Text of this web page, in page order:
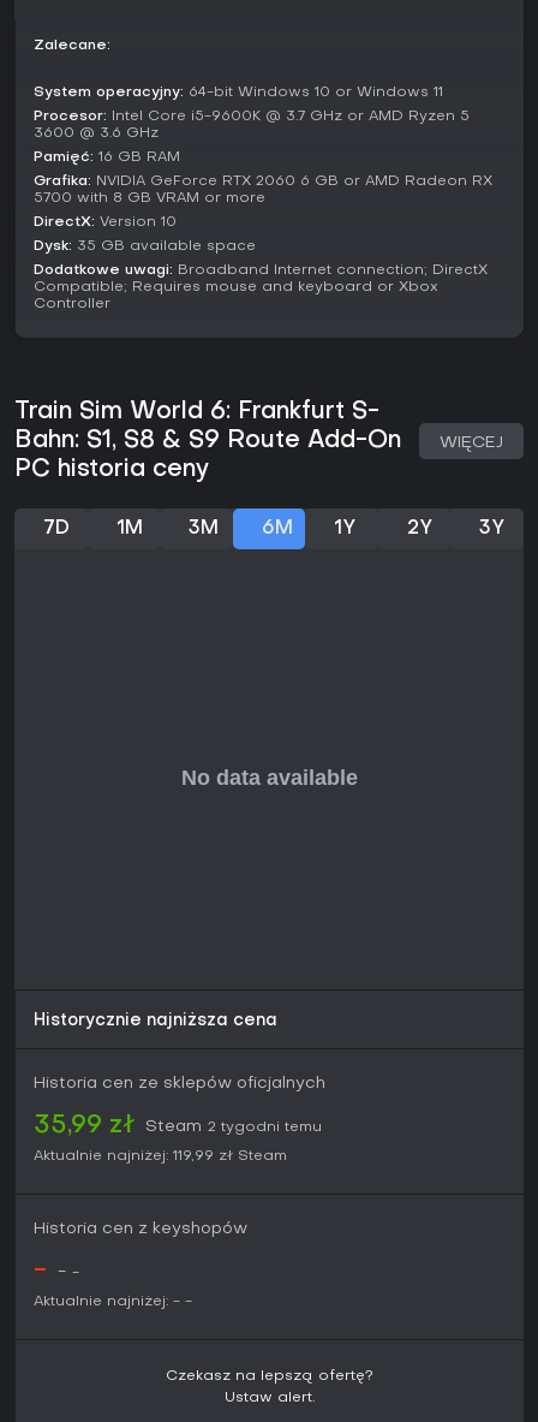
sterowania i systemów.
Trasy obejmują linię S1 wzdłuż Menu, a także S8 i S9
przebiegające przez lotnisko we Frankfurcie i zbiegające
się w Wiesbaden Hauptbahnhof. Z licznymi odgałęzieniami i
rozgałęzionymi usługami sieć sprawia wrażenie
dynamicznej i rozległej. Dostępne składy to nowoczesny DB
BR 430 do zadań S-Bahn, wszechstronny DB BR 423 oraz
DB BR 143 z wagonami typu push-pull do ruchu
regionalnego.
Czy warto grać?
pozytywnych recenzji spośród 19 na jednej platformie -
chwaląc różnorodność tras i nocne operacje, ale
wskazując na niezmienione elementy z poprzednich wydań.
Premiera miała miejsce w sierpniu 2025 r., a wsparcie trwa w
ramach serii Train Sim World, z kompatybilnością dla
tworzenia treści customowych.
Jeśli lubisz dogłębne symulacje kolejowe i budowanie
Zalecane:
System operacyjny: 64-bit Windows 10 or Windows 11
Procesor: Intel Core i5-9600K @ 3.7 GHz or AMD Ryzen 5
3600 @ 3.6 GHz
Pamięć: 16 GB RAM
Grafika: NVIDIA GeForce RTX 2060 6 GB or AMD Radeon RX
5700 with 8 GB VRAM or more
DirectX: Version 10
Dysk: 35 GB available space
Dodatkowe uwagi: Broadband Internet connection; DirectX
Compatible; Requires mouse and keyboard or Xbox
Controller
Train Sim World 6: Frankfurt S-
Bahn: S1, S8 & S9 Route Add-On
PC historia ceny
WIĘCEJ
7D 1M 3M 6M 1Y 2Y 3Y
Historycznie najniższa cena
Historia cen ze sklepów oficjalnych
35,99 zł Steam 2 tygodni temu
Aktualnie najniżej: 119,99 zł Steam
Historia cen z keyshopów
- - -
Aktualnie najniżej: - -
Czekasz na lepszą ofertę?
Ustaw alert.